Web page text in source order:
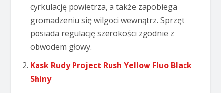
cyrkulację powietrza, a także zapobiega
gromadzeniu się wilgoci wewnątrz. Sprzęt
posiada regulację szerokości zgodnie z
obwodem głowy.
Kask Rudy Project Rush Yellow Fluo Black
Shiny